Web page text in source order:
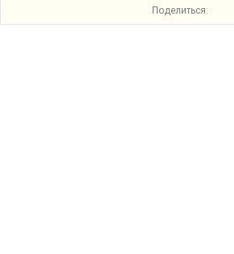
Поделиться: